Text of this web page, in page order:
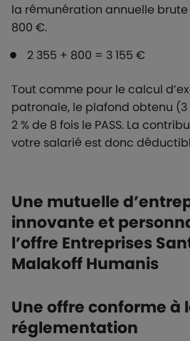
la rémunération annuelle
800 €.
2 355 + 800 = 3 155 €
Tout comme pour le calcul
patronale, le plafond obtenu (3
2 % de 8 fois le PASS. La
votre salarié est donc
Une mutuelle
innovante et
l’offre Entreprises
Malakoff Humanis
Une offre conforme à
réglementation